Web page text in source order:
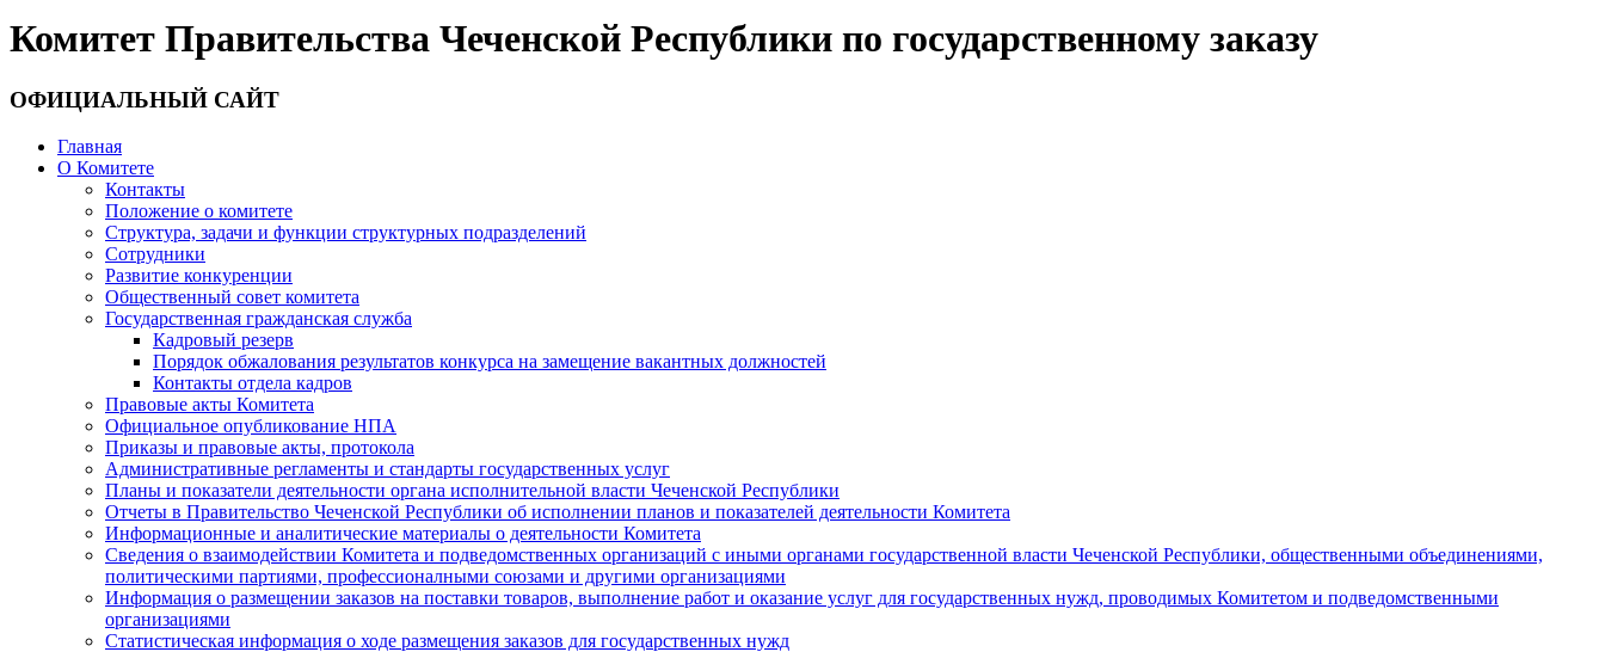
Комитет Правительства Чеченской Республики по государственному заказу
ОФИЦИАЛЬНЫЙ САЙТ
Главная
О Комитете
Контакты
Положение о комитете
Структура, задачи и функции структурных подразделений
Сотрудники
Развитие конкуренции
Общественный совет комитета
Государственная гражданская служба
Кадровый резерв
Порядок обжалования результатов конкурса на замещение вакантных должностей
Контакты отдела кадров
Правовые акты Комитета
Официальное опубликование НПА
Приказы и правовые акты, протокола
Административные регламенты и стандарты государственных услуг
Планы и показатели деятельности органа исполнительной власти Чеченской Республики
Отчеты в Правительство Чеченской Республики об исполнении планов и показателей деятельности Комитета
Информационные и аналитические материалы о деятельности Комитета
Сведения о взаимодействии Комитета и подведомственных организаций с иными органами государственной власти Чеченской Республики, общественными объединениями,
политическими партиями, профессионалными союзами и другими организациями
Информация о размещении заказов на поставки товаров, выполнение работ и оказание услуг для государственных нужд, проводимых Комитетом и подведомственными
организациями
Статистическая информация о ходе размещения заказов для государственных нужд